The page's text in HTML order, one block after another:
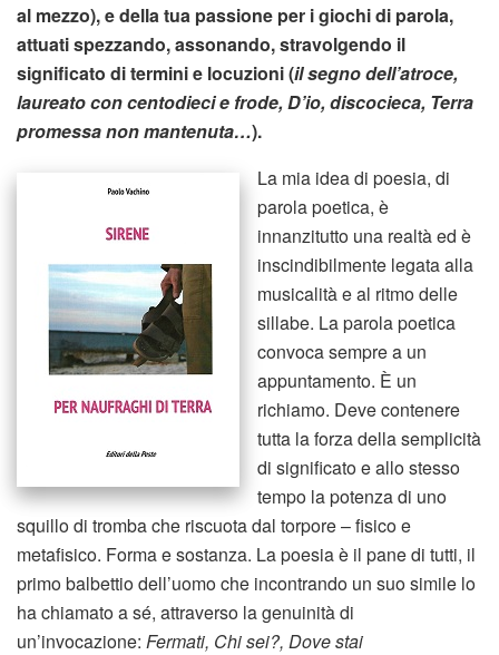
al mezzo), e della tua passione per i giochi di parola,
attuati spezzando, assonando, stravolgendo il
significato di termini e locuzioni (il segno dell’atroce,
laureato con centodieci e frode, D’io, discocieca, Terra
promessa non mantenuta…).
La mia idea di poesia, di
parola poetica, è
innanzitutto una realtà ed è
inscindibilmente legata alla
musicalità e al ritmo delle
sillabe. La parola poetica
convoca sempre a un
appuntamento. È un
richiamo. Deve contenere
tutta la forza della semplicità
di significato e allo stesso
tempo la potenza di uno
squillo di tromba che riscuota dal torpore – fisico e
metafisico. Forma e sostanza. La poesia è il pane di tutti, il
primo balbettio dell’uomo che incontrando un suo simile lo
ha chiamato a sé, attraverso la genuinità di
un’invocazione: Fermati, Chi sei?, Dove stai